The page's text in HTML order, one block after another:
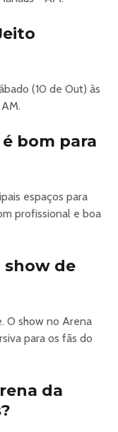
(10 de Out) às
bom para
espaços para
profissional e boa
show de
O show no Arena
para os fãs do
da